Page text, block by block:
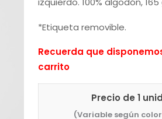
*Etiqueta removible.
Recuerda que
carrito
Precio de 1
(Variable según